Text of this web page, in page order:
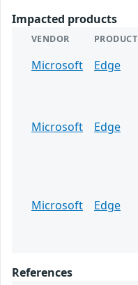
Impacted products
VENDOR PRODUCT
Microsoft Edge
Microsoft
Edge
Microsoft
Edge
References